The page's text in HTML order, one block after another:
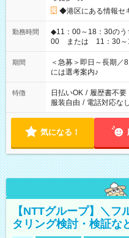
◆港区にある情報セ
勤務時間
◆11：00～18：30のう
00 または 11：30～18：30 。*。ブラン
ば前職が、 在宅/財団
スタッフ スイーツ販
業界から入社して活躍
期間
＜急募＞即日～長期／
には選考案内♪
特徴 日払いOK / 履歴書不要
服装自由 / 電話対応なし
気になる！
【NTTグループ】＼
タリング検討・検証な